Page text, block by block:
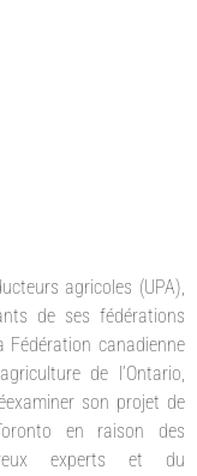
agricoles (UPA),
de ses fédérations
Fédération canadienne
de l’Ontario,
son projet de
en raison des
experts et du